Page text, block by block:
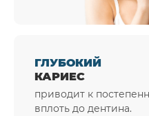
ГЛУБОКИЙ
КАРИЕС
приводит к
вплоть до дентина.